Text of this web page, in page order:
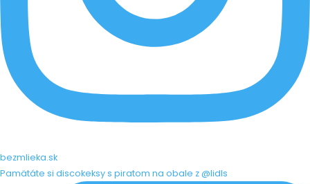
bezmlieka.sk
Pamätáte si discokeksy s piratom na obale z @lidls